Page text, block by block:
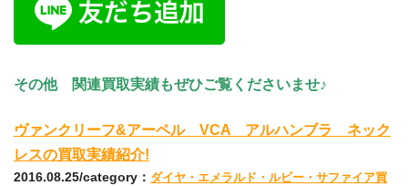
その他 関連買取実績もぜひご覧くださいませ♪
ヴァンクリーフ&アーペル VCA アルハンブラ ネック
レスの買取実績紹介!
2016.08.25/category： ダイヤ・エメラルド・ルビー・サファイア買